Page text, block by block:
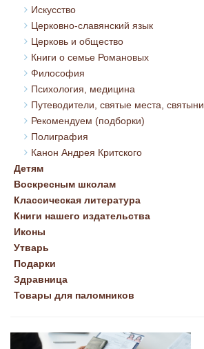
Искусство
Церковно-славянский язык
Церковь и общество
Книги о семье Романовых
Философия
Психология, медицина
Путеводители, святые места, святыни
Рекомендуем (подборки)
Полиграфия
Канон Андрея Критского
Детям
Воскресным школам
Классическая литература
Книги нашего издательства
Иконы
Утварь
Подарки
Здравница
Товары для паломников